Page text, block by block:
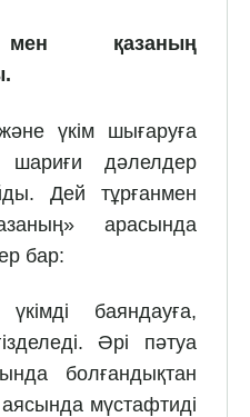
қазаның
үкім шығаруға
шариғи дәлелдер
Дей тұрғанмен
арасында
бар:
баяндауға,
Әрі пәтуа
болғандықтан
мүстафтиді